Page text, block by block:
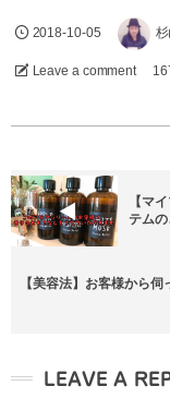
2018-10-05
Leave a comment
【マ
テム
【美容法】お客様から
LEAVE A